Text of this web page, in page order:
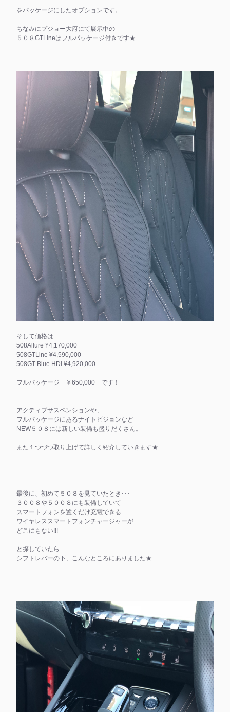
をパッケージにしたオプションです。
ちなみにプジョー大府にて展示中の
５０８GTLineはフルパッケージ付きです★
そして価格は･･･
508Allure ¥4,170,000
508GTLine ¥4,590,000
508GT Blue HDi ¥4,920,000
フルパッケージ ￥650,000 です！
アクティブサスペンションや、
フルパッケージにあるナイトビジョンなど･･･
NEW５０８には新しい装備も盛りだくさん。
また１つづつ取り上げて詳しく紹介していきます★
最後に、初めて５０８を見ていたとき･･･
３００８や５００８にも装備していて
スマートフォンを置くだけ充電できる
ワイヤレススマートフォンチャージャーが
どこにもない!!!
と探していたら･･･
シフトレバーの下、こんなところにありました★